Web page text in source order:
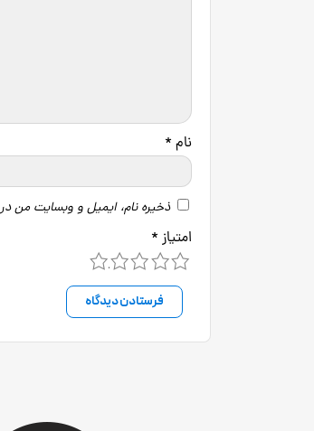
نام *
ذخیره نام، ایمیل و وبسایت من
امتیاز *
4 3 2 1